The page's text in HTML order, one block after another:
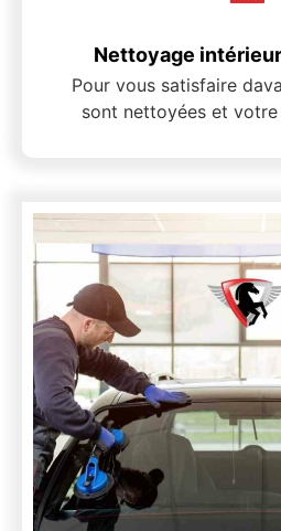
Nettoyage
Pour vous satisfaire
sont nettoyées et votre